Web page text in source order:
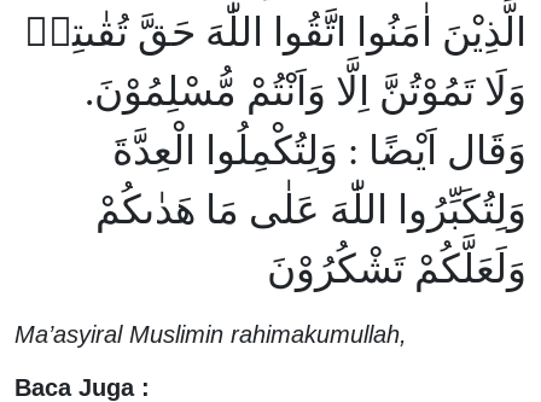
الَّذِيْنَ اٰمَنُوا اتَّقُوا اللّٰهَ حَقَّ تُقٰىتِهٖ
وَلَا تَمُوْتُنَّ اِلَّا وَاَنْتُمْ مُّسْلِمُوْنَ.
وَقَال اَيْضًا : وَلِتُكْمِلُوا الْعِدَّةَ
وَلِتُكَبِّرُوا اللّٰهَ عَلٰى مَا هَدٰىكُمْ
وَلَعَلَّكُمْ تَشْكُرُوْنَ
Ma’asyiral Muslimin rahimakumullah,
Baca Juga :